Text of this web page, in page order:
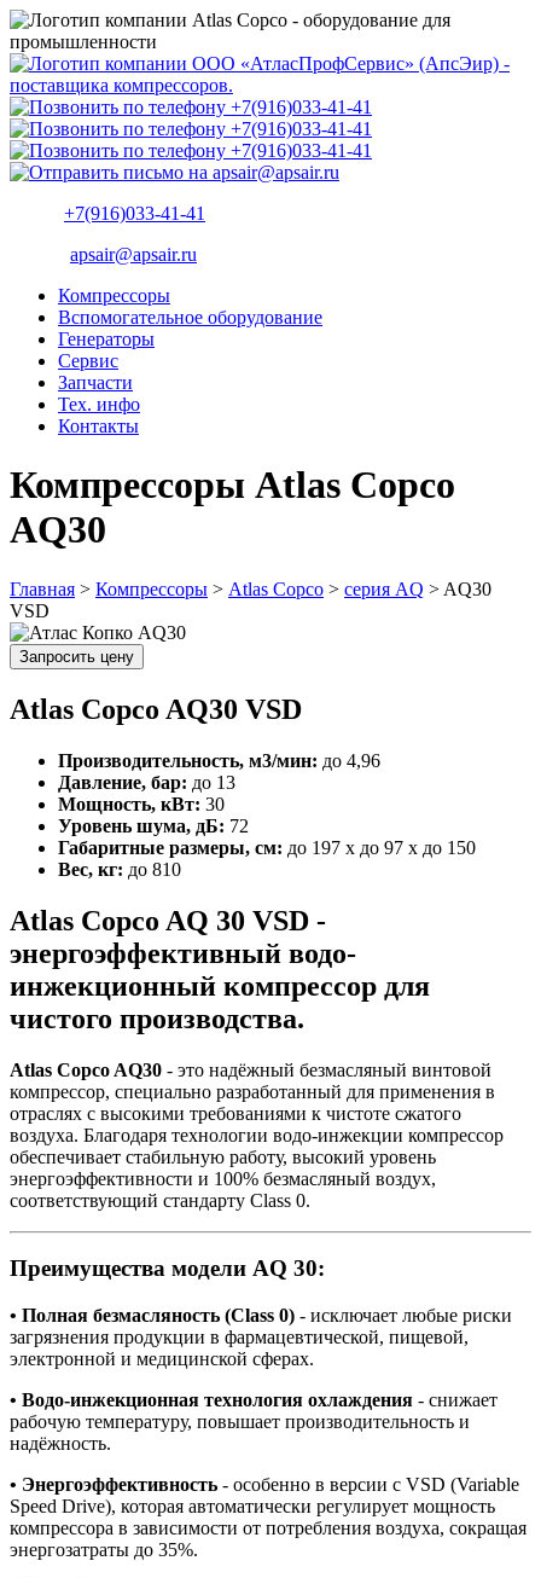
+7(916)033-41-41
apsair@apsair.ru
Компрессоры
Вспомогательное оборудование
Генераторы
Сервис
Запчасти
Тех. инфо
Контакты
Компрессоры Atlas Copco
AQ30
Главная > Компрессоры > Atlas Copco > серия AQ > AQ30
VSD
Запросить цену
Atlas Copco AQ30 VSD
Производительность, м3/мин: до 4,96
Давление, бар: до 13
Мощность, кВт: 30
Уровень шума, дБ: 72
Габаритные размеры, см: до 197 x до 97 x до 150
Вес, кг: до 810
Atlas Copco AQ 30 VSD -
энергоэффективный водо-
инжекционный компрессор для
чистого производства.
Atlas Copco AQ30 - это надёжный безмасляный винтовой
компрессор, специально разработанный для применения в
отраслях с высокими требованиями к чистоте сжатого
воздуха. Благодаря технологии водо-инжекции компрессор
обеспечивает стабильную работу, высокий уровень
энергоэффективности и 100% безмасляный воздух,
соответствующий стандарту Class 0.
Преимущества модели AQ 30:
• Полная безмасляность (Class 0) - исключает любые риски
загрязнения продукции в фармацевтической, пищевой,
электронной и медицинской сферах.
• Водо-инжекционная технология охлаждения - снижает
рабочую температуру, повышает производительность и
надёжность.
• Энергоэффективность - особенно в версии с VSD (Variable
Speed Drive), которая автоматически регулирует мощность
компрессора в зависимости от потребления воздуха, сокращая
энергозатраты до 35%.